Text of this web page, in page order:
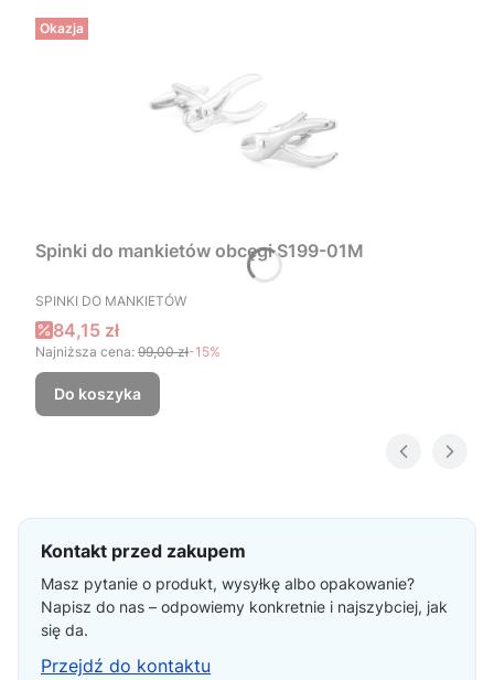
Okazja
Spinki do mankietów obcęgi S199-01M
PRODUCENT
SPINKI DO MANKIETÓW
Cena promocyjna
84,15 zł
Najniższa cena: 99,00 zł-15%
Do koszyka
Kontakt przed zakupem
Masz pytanie o produkt, wysyłkę albo opakowanie?
Napisz do nas – odpowiemy konkretnie i najszybciej, jak
się da.
Przejdź do kontaktu